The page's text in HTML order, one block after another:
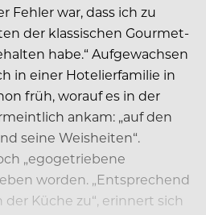
Fehler war, dass ich zu
der klassischen Gourmet-
habe.“ Aufgewachsen
in einer Hotelierfamilie in
früh, worauf es in der
ankam: „auf den
seine Weisheiten“.
„egogetriebene
worden. „Entsprechend
Küche zu“, erinnert sich